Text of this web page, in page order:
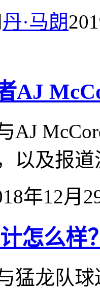
丹·马朗
AJ
AJ
以及报
年12月
怎么样
猛龙队